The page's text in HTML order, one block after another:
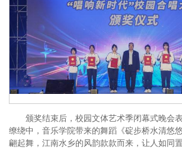
颁奖结束后，校园文体艺术季闭幕式晚会
缭绕中，音乐学院带来的舞蹈《碇步桥水清悠
翩起舞，江南水乡的风韵款款而来，让人如同